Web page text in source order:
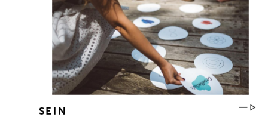
SEIN